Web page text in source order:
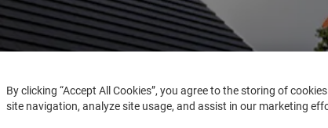
By clicking “Accept All Cookies”, you agree to the storing of
site navigation, analyze site usage, and assist in our marketing